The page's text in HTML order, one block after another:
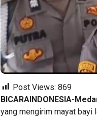
Post Views: 869
BICARAINDONESIA-
yang mengirim mayat bayi